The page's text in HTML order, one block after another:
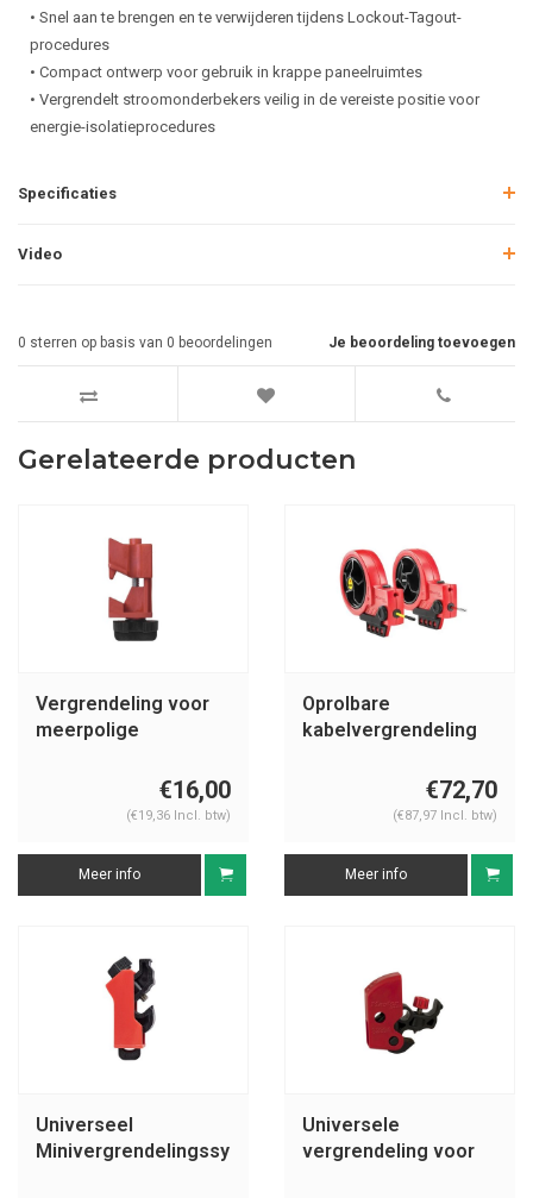
• Snel aan te brengen en te verwijderen tijdens Lockout-Tagout-
procedures
• Compact ontwerp voor gebruik in krappe paneelruimtes
• Vergrendelt stroomonderbekers veilig in de vereiste positie voor
energie-isolatieprocedures
Specificaties
Video
Je beoordeling toevoegen
0 sterren op basis van 0 beoordelingen
Gerelateerde producten
Vergrendeling voor
meerpolige
€16,00
(€19,36 Incl. btw)
Meer info
Oprolbare
kabelvergrendeling
€72,70
(€87,97 Incl. btw)
Meer info
Universeel
Minivergrendelingssysteem
Universele
vergrendeling voor